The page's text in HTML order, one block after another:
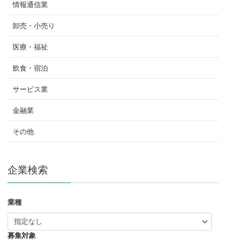
情報通信業
卸売・小売り
医療・福祉
飲食・宿泊
サービス業
金融業
その他
企業検索
業種
募集対象